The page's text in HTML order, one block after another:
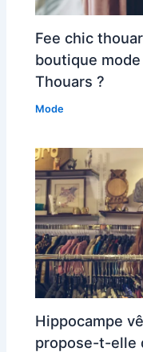
Fee chic
boutique
Thouars ?
Mode
Hippocampe
propose-t-elle